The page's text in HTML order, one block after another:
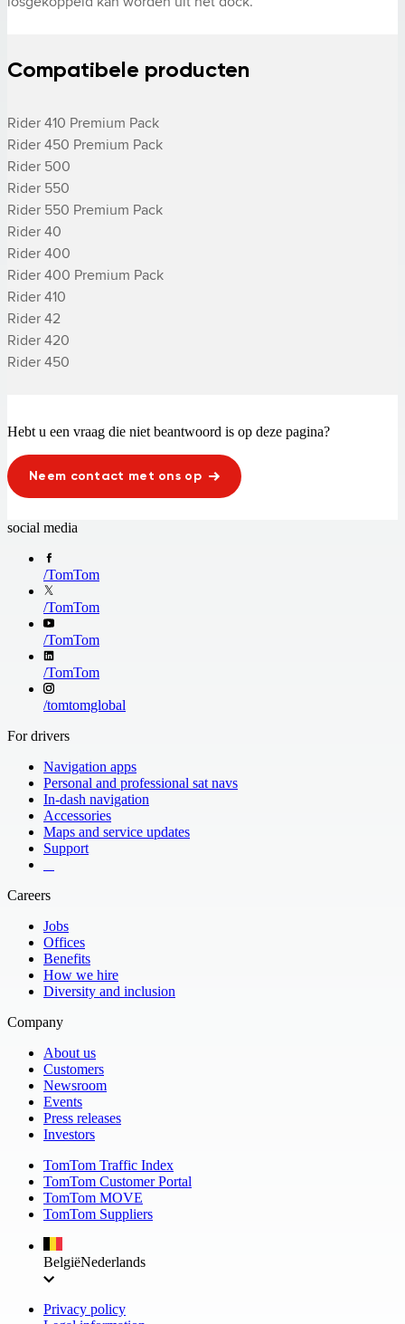
Compatibele producten
Rider 410 Premium Pack
Rider 450 Premium Pack
Rider 500
Rider 550
Rider 550 Premium Pack
­Rider 40
­Rider 400
­Rider 400 Premium Pack
­Rider 410
­Rider 42
­Rider 420
­Rider 450
Hebt u een vraag die niet beantwoord is op deze pagina?
Neem contact met ons op
social media
/TomTom
/TomTom
/TomTom
/TomTom
/tomtomglobal
For drivers
Navigation apps
Personal and professional sat navs
In-dash navigation
Accessories
Maps and service updates
Support
Careers
Jobs
Offices
Benefits
How we hire
Diversity and inclusion
Company
About us
Customers
Newsroom
Events
Press releases
Investors
TomTom Traffic Index
TomTom Customer Portal
TomTom MOVE
TomTom Suppliers
BelgiëNederlands
Privacy policy